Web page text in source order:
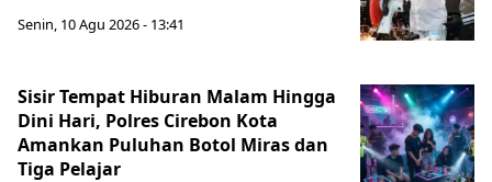
Senin, 10 Agu 2026 - 13:41
Sisir Tempat Hiburan Malam Hingga
Dini Hari, Polres Cirebon Kota
Amankan Puluhan Botol Miras dan
Tiga Pelajar